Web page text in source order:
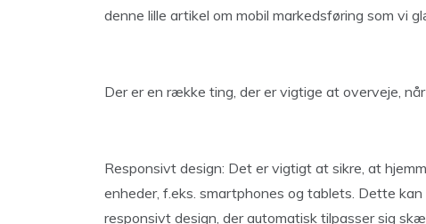
denne lille artikel om mobil markedsføring som vi
Der er en række ting, der er vigtige at overveje,
Responsivt design: Det er vigtigt at sikre, at
enheder, f.eks. smartphones og tablets. Dette
responsivt design, der automatisk tilpasser sig